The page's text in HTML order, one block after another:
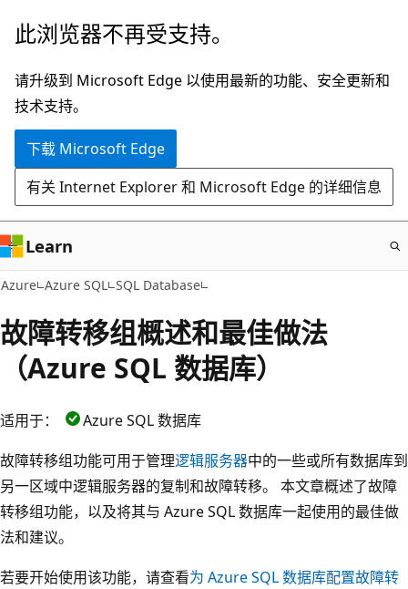
跳
主
要
内
此浏览器不再受支持。
请升级到 Microsoft Edge 以使用最新的功能、安全更新和
技术支持。
下载 Microsoft Edge
有关 Internet Explorer 和 Microsoft Edge 的详细信息
Learn
Azure Azure SQL SQL Database
故障转移组概述和最佳做法
（Azure SQL 数据库）
适用于：
Azure SQL 数据库
故障转移组功能可用于管理逻辑服务器中的一些或所有数据库到
另一区域中逻辑服务器的复制和故障转移。 本文章概述了故障
转移组功能，以及将其与 Azure SQL 数据库一起使用的最佳做
法和建议。
若要开始使用该功能，请查看为 Azure SQL 数据库配置故障转